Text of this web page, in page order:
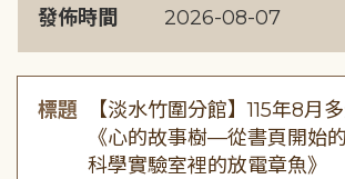
發佈時間 2026-08-07
標題
【淡水竹圍分館】115年8月
《心的故事樹—從書頁開始
科學實驗室裡的放電章魚》